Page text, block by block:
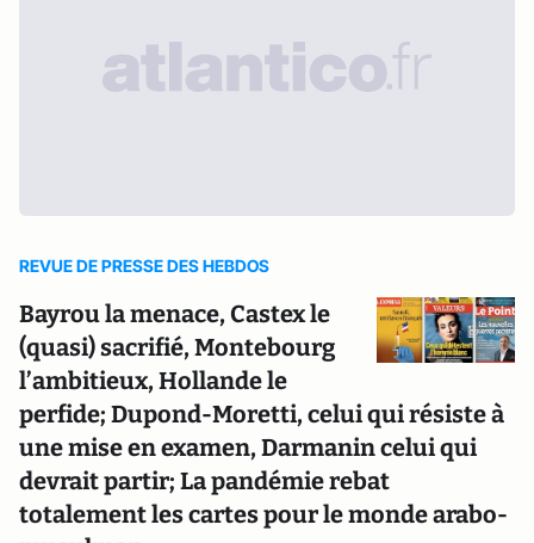
REVUE DE PRESSE DES HEBDOS
Bayrou la menace, Castex le
(quasi) sacrifié, Montebourg
l’ambitieux, Hollande le
perfide; Dupond-Moretti, celui qui résiste à
une mise en examen, Darmanin celui qui
devrait partir; La pandémie rebat
totalement les cartes pour le monde arabo-